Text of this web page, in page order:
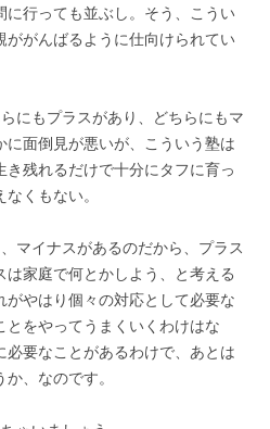
に行っても並ぶし。そう、こうい
ががんばるように仕向けられてい
もプラスがあり、どちらにもマ
面倒見が悪いが、こういう塾は
残れるだけで十分にタフに育っ
くもない。
マイナスがあるのだから、プラス
家庭で何とかしよう、と考える
がやはり個々の対応として必要な
とをやってうまくいくわけはな
要なことがあるわけで、あとは
、なのです。